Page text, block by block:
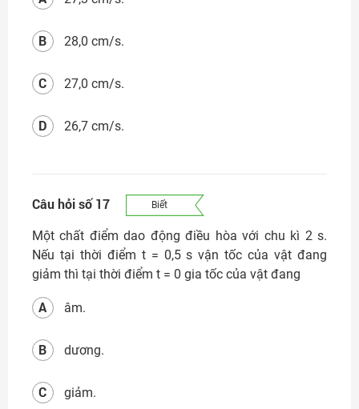
28,0 cm/s.
B
27,0 cm/s.
C
26,7 cm/s.
D
Câu hỏi số 17 Biết
Một chất điểm dao động điều hòa với chu kì 2 s.
Nếu tại thời điểm t = 0,5 s vận tốc của vật đang
giảm thì tại thời điểm t = 0 gia tốc của vật đang
âm.
A
dương.
B
giảm.
C